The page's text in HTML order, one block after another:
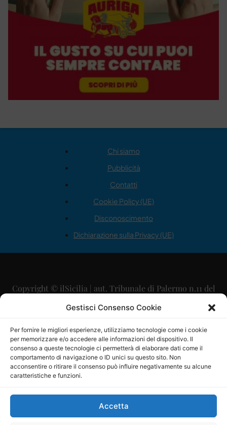
Gestisci Consenso Cookie
Per fornire le migliori esperienze, utilizziamo tecnologie come i cookie
per memorizzare e/o accedere alle informazioni del dispositivo. Il
consenso a queste tecnologie ci permetterà di elaborare dati come il
comportamento di navigazione o ID unici su questo sito. Non
acconsentire o ritirare il consenso può influire negativamente su alcune
caratteristiche e funzioni.
Accetta
Chi siamo
Pubblicità
Contatti
Cookie Policy (UE)
Disconoscimento
Dichiarazione sulla Privacy (UE)
Copyright © ilSicilia | aut. Tribunale di Palermo n.11 del
29/09/2015
Direttore Editoriale: Maurizio Scaglione
Direttore Responsabile: Maria Calabrese
P.IVA: 06334930820
Mercurio Comunicazione Società Cooperativa a r.l. è